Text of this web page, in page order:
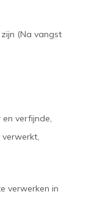
(Na vangst
verfijnde,
verwerken in